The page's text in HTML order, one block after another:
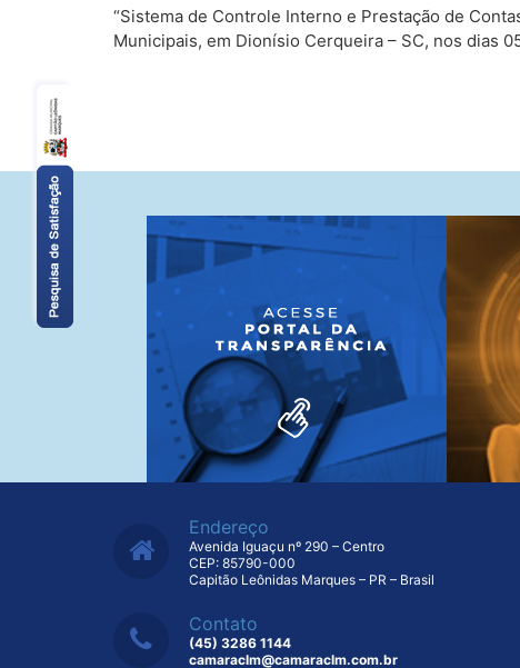
“Sistema de Controle Interno e Prestação de
Municipais, em Dionísio Cerqueira – SC, nos dias
Endereço
Avenida Iguaçu nº 290 – Centro
CEP: 85790-000
Capitão Leônidas Marques – PR – Brasil
Contato
(45) 3286 1144
camaraclm@camaraclm.com.br